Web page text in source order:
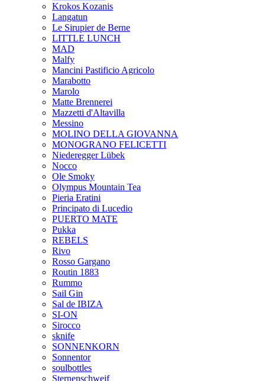
Krokos Kozanis
Langatun
Le Sirupier de Berne
LITTLE LUNCH
MAD
Malfy
Mancini Pastificio Agricolo
Marabotto
Marolo
Matte Brennerei
Mazzetti d'Altavilla
Messino
MOLINO DELLA GIOVANNA
MONOGRANO FELICETTI
Niederegger Lübek
Nocco
Ole Smoky
Olympus Mountain Tea
Pieria Eratini
Principato di Lucedio
PUERTO MATE
Pukka
REBELS
Rivo
Rosso Gargano
Routin 1883
Rummo
Sail Gin
Sal de IBIZA
SI-ON
Sirocco
sknife
SONNENKORN
Sonnentor
soulbottles
Sternenschweif